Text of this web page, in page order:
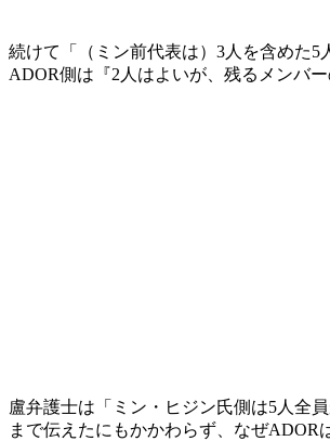
続けて「（ミン前代表は）3人を含めた
ADOR側は『2人はよいが、残るメンバ
盧弁護士は「ミン・ヒジン氏側は5人全
まで伝えたにもかかわらず、なぜADOR